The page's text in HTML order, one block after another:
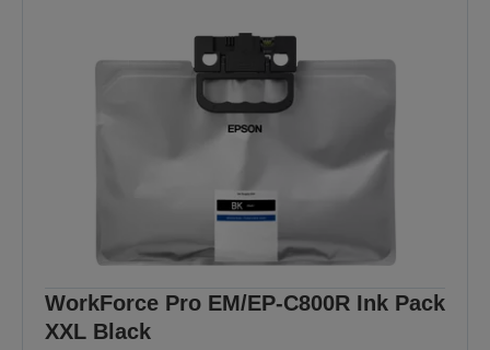
WorkForce Pro EM/EP-C800R Ink Pack
XXL Black